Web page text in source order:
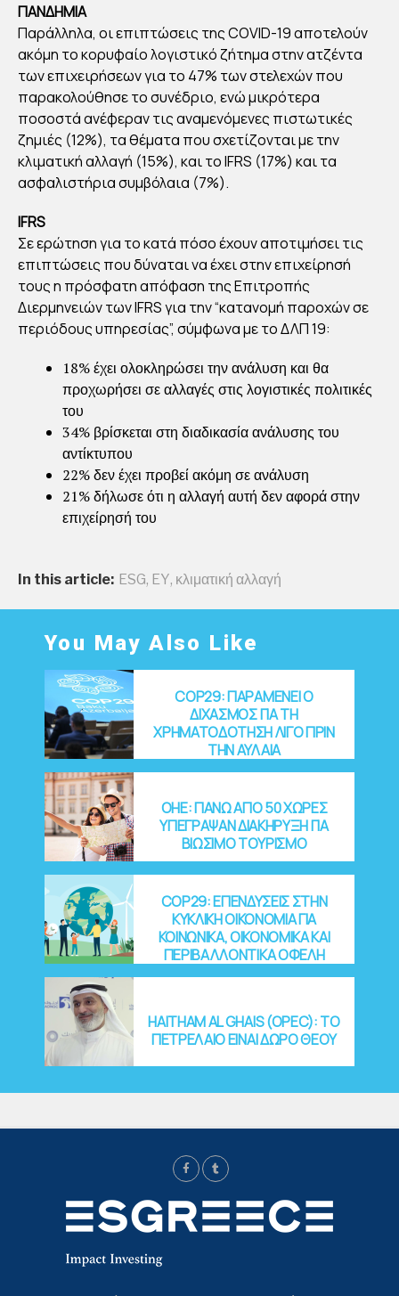
ΠΑΝΔΗΜΙΑ
Παράλληλα, οι επιπτώσεις της COVID-19 αποτελούν
ακόμη το κορυφαίο λογιστικό ζήτημα στην ατζέντα
των επιχειρήσεων για το 47% των στελεχών που
παρακολούθησε το συνέδριο, ενώ μικρότερα
ποσοστά ανέφεραν τις αναμενόμενες πιστωτικές
ζημιές (12%), τα θέματα που σχετίζονται με την
κλιματική αλλαγή (15%), και το IFRS (17%) και τα
ασφαλιστήρια συμβόλαια (7%).
IFRS
Σε ερώτηση για το κατά πόσο έχουν αποτιμήσει τις
επιπτώσεις που δύναται να έχει στην επιχείρησή
τους η πρόσφατη απόφαση της Επιτροπής
Διερμηνειών των IFRS για την “κατανομή παροχών σε
περιόδους υπηρεσίας”, σύμφωνα με το ΔΛΠ 19:
18% έχει ολοκληρώσει την ανάλυση και θα
προχωρήσει σε αλλαγές στις λογιστικές πολιτικές
του
34% βρίσκεται στη διαδικασία ανάλυσης του
αντίκτυπου
22% δεν έχει προβεί ακόμη σε ανάλυση
21% δήλωσε ότι η αλλαγή αυτή δεν αφορά στην
επιχείρησή του
In this article: ESG, EY, κλιματική αλλαγή
You May Also Like
COP29: ΠΑΡΑΜΕΝΕΙ Ο
ΔΙΧΑΣΜΟΣ ΓΙΑ ΤΗ
ΧΡΗΜΑΤΟΔΟΤΗΣΗ ΛΙΓΟ ΠΡΙΝ
ΤΗΝ ΑΥΛΑΙΑ
OHE: ΠΑΝΩ ΑΠΟ 50 ΧΩΡΕΣ
ΥΠΕΓΡΑΨΑΝ ΔΙΑΚΗΡΥΞΗ ΓΙΑ
ΒΙΩΣΙΜΟ ΤΟΥΡΙΣΜΟ
COP29: EΠΕΝΔΥΣΕΙΣ ΣΤΗΝ
ΚΥΚΛΙΚΗ ΟΙΚΟΝΟΜΙΑ ΓΙΑ
ΚΟΙΝΩΝΙΚΑ, ΟΙΚΟΝΟΜΙΚΑ ΚΑΙ
ΠΕΡΙΒΑΛΛΟΝΤΙΚΑ ΟΦΕΛΗ
HAITHAM AL GHAIS (OPEC): ΤΟ
ΠΕΤΡΕΛΑΙΟ ΕΙΝΑΙ ΔΩΡΟ ΘΕΟΥ